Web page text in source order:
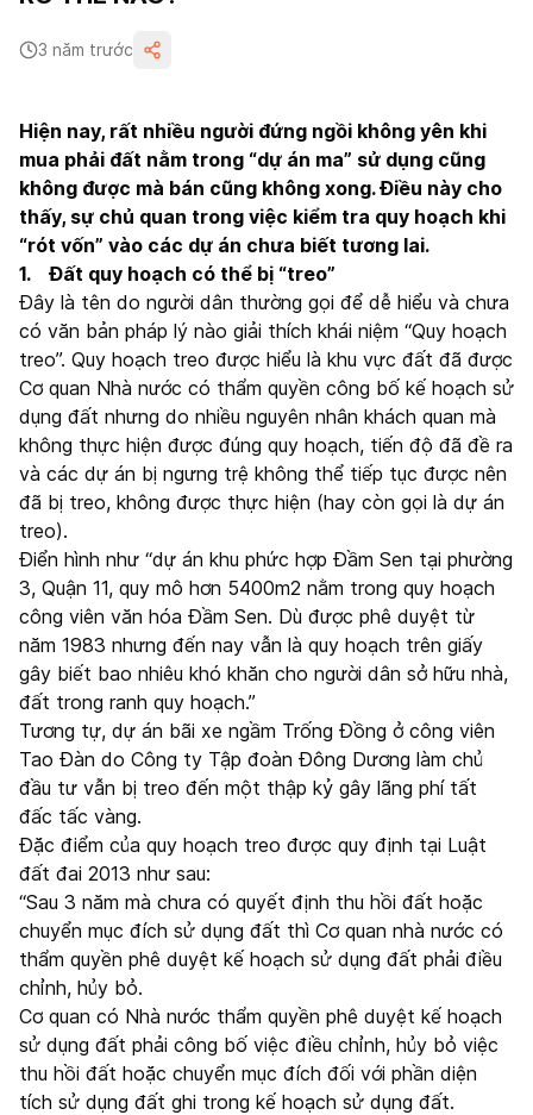
3 năm trước
Hiện nay, rất nhiều người đứng ngồi không yên khi
mua phải đất nằm trong “dự án ma” sử dụng cũng
không được mà bán cũng không xong. Điều này cho
thấy, sự chủ quan trong việc kiểm tra quy hoạch khi
“rót vốn” vào các dự án chưa biết tương lai.
1. Đất quy hoạch có thể bị “treo”
Đây là tên do người dân thường gọi để dễ hiểu và chưa
có văn bản pháp lý nào giải thích khái niệm “Quy hoạch
treo”. Quy hoạch treo được hiểu là khu vực đất đã được
Cơ quan Nhà nước có thẩm quyền công bố kế hoạch sử
dụng đất nhưng do nhiều nguyên nhân khách quan mà
không thực hiện được đúng quy hoạch, tiến độ đã đề ra
và các dự án bị ngưng trệ không thể tiếp tục được nên
đã bị treo, không được thực hiện (hay còn gọi là dự án
treo).
Điển hình như “dự án khu phức hợp Đầm Sen tại phường
3, Quận 11, quy mô hơn 5400m2 nằm trong quy hoạch
công viên văn hóa Đầm Sen. Dù được phê duyệt từ
năm 1983 nhưng đến nay vẫn là quy hoạch trên giấy
gây biết bao nhiêu khó khăn cho người dân sở hữu nhà,
đất trong ranh quy hoạch.”
Tương tự, dự án bãi xe ngầm Trống Đồng ở công viên
Tao Đàn do Công ty Tập đoàn Đông Dương làm chủ
đầu tư vẫn bị treo đến một thập kỷ gây lãng phí tất
đấc tấc vàng.
Đặc điểm của quy hoạch treo được quy định tại Luật
đất đai 2013 như sau:
“Sau 3 năm mà chưa có quyết định thu hồi đất hoặc
chuyển mục đích sử dụng đất thì Cơ quan nhà nước có
thẩm quyền phê duyệt kế hoạch sử dụng đất phải điều
chỉnh, hủy bỏ.
Cơ quan có Nhà nước thẩm quyền phê duyệt kế hoạch
sử dụng đất phải công bố việc điều chỉnh, hủy bỏ việc
thu hồi đất hoặc chuyển mục đích đối với phần diện
tích sử dụng đất ghi trong kế hoạch sử dụng đất.